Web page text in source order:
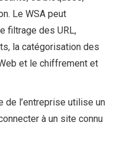
Le WSA peut
filtrage des URL,
la catégorisation des
et le chiffrement et
de l’entreprise utilise un
à un site connu